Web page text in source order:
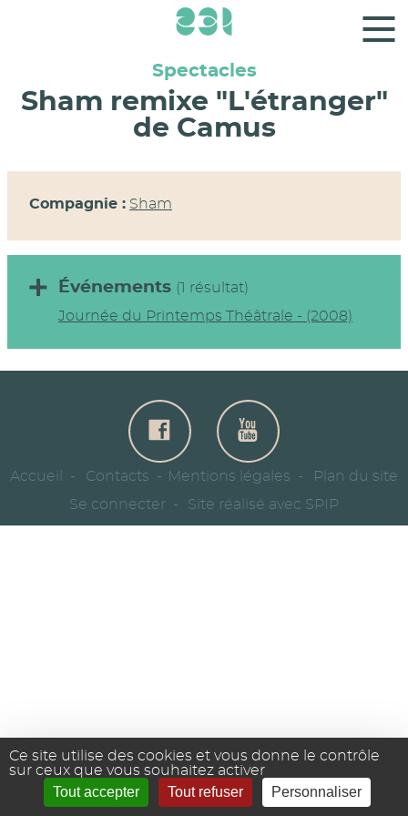
Panneau de gestion des cookies
Ce site utilise des cookies et vous donne le contrôle
sur ceux que vous souhaitez activer
Tout accepter Tout refuser Personnaliser
Spectacles
Sham remixe "L'étranger"
de Camus
Compagnie : Sham
Événements (1 résultat)
Journée du Printemps Théâtrale - (2008)
Accueil Contacts Mentions légales
Plan du site
Se connecter
Site réalisé avec SPIP